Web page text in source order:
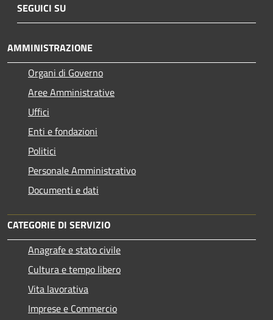
SEGUICI SU
AMMINISTRAZIONE
Organi di Governo
Aree Amministrative
Uffici
Enti e fondazioni
Politici
Personale Amministrativo
Documenti e dati
CATEGORIE DI SERVIZIO
Anagrafe e stato civile
Cultura e tempo libero
Vita lavorativa
Imprese e Commercio